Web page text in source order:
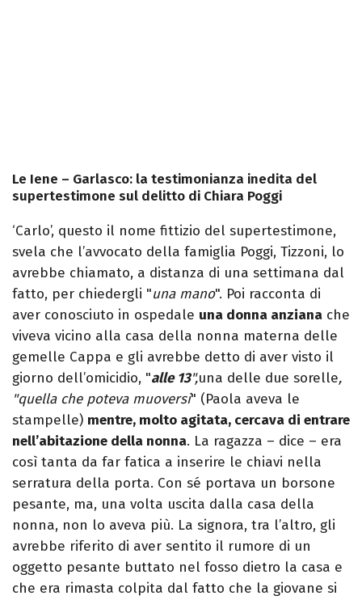
Le Iene – Garlasco: la testimonianza inedita del
supertestimone sul delitto di Chiara Poggi
‘Carlo’, questo il nome fittizio del supertestimone,
svela che l’avvocato della famiglia Poggi, Tizzoni, lo
avrebbe chiamato, a distanza di una settimana dal
fatto, per chiedergli "una mano". Poi racconta di
aver conosciuto in ospedale una donna anziana che
viveva vicino alla casa della nonna materna delle
gemelle Cappa e gli avrebbe detto di aver visto il
giorno dell’omicidio, "alle 13",una delle due sorelle,
"quella che poteva muoversi" (Paola aveva le
stampelle) mentre, molto agitata, cercava di entrare
nell’abitazione della nonna. La ragazza – dice – era
così tanta da far fatica a inserire le chiavi nella
serratura della porta. Con sé portava un borsone
pesante, ma, una volta uscita dalla casa della
nonna, non lo aveva più. La signora, tra l’altro, gli
avrebbe riferito di aver sentito il rumore di un
oggetto pesante buttato nel fosso dietro la casa e
che era rimasta colpita dal fatto che la giovane si